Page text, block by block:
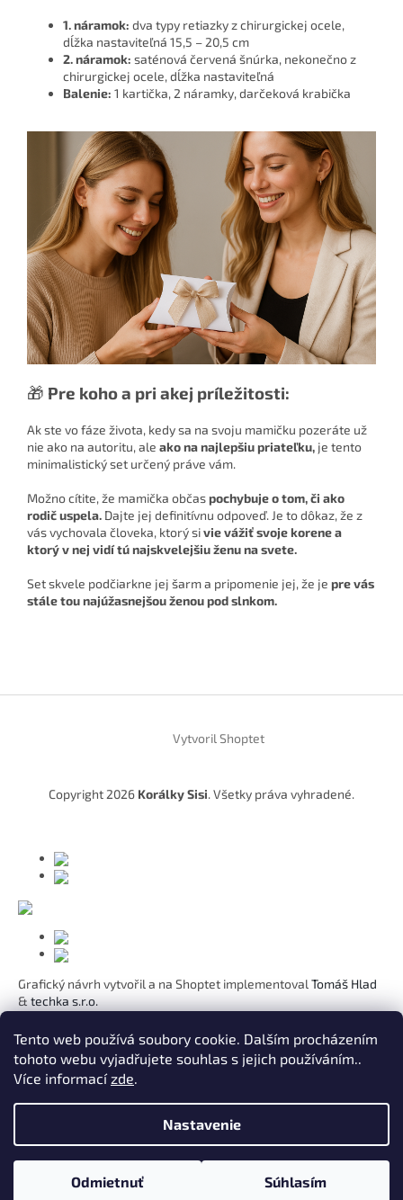
Tento web používá soubory cookie. Dalším procházením
tohoto webu vyjadřujete souhlas s jejich používáním..
Více informacízde.
Nastavenie
Odmietnuť Súhlasím
1. náramok: dva typy retiazky z chirurgickej ocele,
dĺžka nastaviteľná 15,5 – 20,5 cm
2. náramok: saténová červená šnúrka, nekonečno z
chirurgickej ocele, dĺžka nastaviteľná
Balenie: 1 kartička, 2 náramky, darčeková krabička
🎁 Pre koho a pri akej príležitosti:
Ak ste vo fáze života, kedy sa na svoju mamičku pozeráte už
nie ako na autoritu, ale ako na najlepšiu priateľku, je tento
minimalistický set určený práve vám.
Možno cítite, že mamička občaspochybuje o tom, či ako
rodič uspela. Dajte jej definitívnu odpoveď. Je to dôkaz, že z
vás vychovala človeka, ktorý sivie vážiť svoje korene a
ktorý v nej vidí tú najskvelejšiu ženu na svete.
Set skvele podčiarkne jej šarm a pripomenie jej, že je pre vás
stále tou najúžasnejšou ženou pod slnkom.
Vytvoril Shoptet
Copyright 2026 Korálky Sisi. Všetky práva vyhradené.
Grafický návrh vytvořil a na Shoptet implementoval Tomáš Hlad
& techka s.r.o.
Koho chcete obdarovat?
Pre mamičku
Pre moju lásku
Pre dcéru
Znamenia zverokruhu